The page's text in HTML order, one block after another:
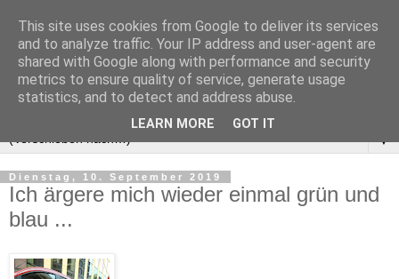
▼
Dienstag, 10. September 2019
Ich ärgere mich wieder einmal grün und
blau ...
This site uses cookies from Google to deliver its services
and to analyze traffic. Your IP address and user-agent are
shared with Google along with performance and security
metrics to ensure quality of service, generate usage
statistics, and to detect and address abuse.
LEARN MORE GOT IT